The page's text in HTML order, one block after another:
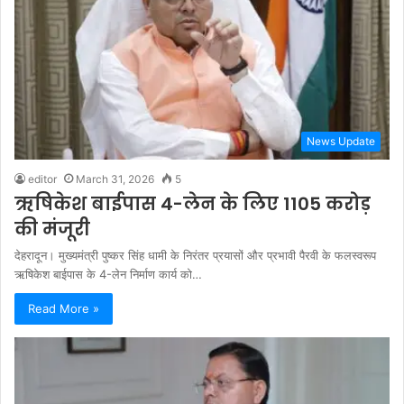
News Update
editor March 31, 2026 5
ऋषिकेश बाईपास 4-लेन के लिए 1105 करोड़
की मंजूरी
देहरादून। मुख्यमंत्री पुष्कर सिंह धामी के निरंतर प्रयासों और प्रभावी पैरवी के फलस्वरूप
ऋषिकेश बाईपास के 4-लेन निर्माण कार्य को…
Read More »